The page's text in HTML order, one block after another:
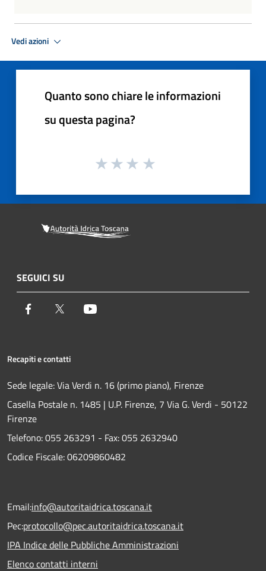
Vedi azioni
Quanto sono chiare le informazioni
su questa pagina?
SEGUICI SU
Facebook Twitter
Recapiti e contatti
Sede legale: Via Verdi n. 16 (primo piano), Firenze
Casella Postale n. 1485 | U.P. Firenze, 7 Via G. Verdi - 50122
Firenze
Telefono:055 263291 - Fax:055 2632940
Codice Fiscale: 06209860482
Email:info@autoritaidrica.toscana.it
Pec:protocollo@pec.autoritaidrica.toscana.it
IPA Indice delle Pubbliche Amministrazioni
Elenco contatti interni